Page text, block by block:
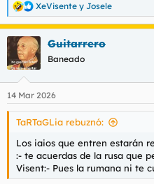
R
e
i
e
s
XeVisente y Josele
Guitarrero
Baneado
14 Mar 2026
TaRTaGLia rebuznó:
Los iaios que entren estarán
:- te acuerdas de la rusa que
Visent:- Pues la rumana ni te